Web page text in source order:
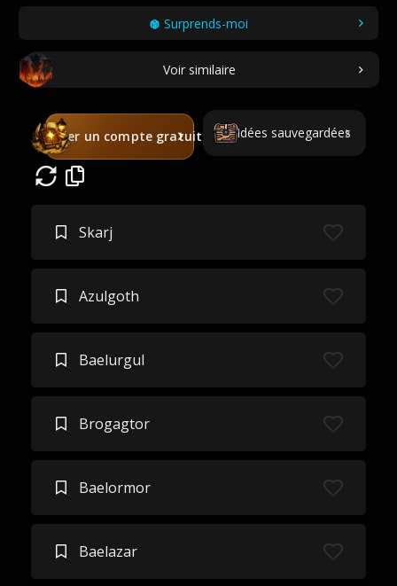
Surprends-moi
Voir similaire
Créer un compte gratuit Idées sauvegardées
Skarj
Azulgoth
Baelurgul
Brogagtor
Baelormor
Baelazar